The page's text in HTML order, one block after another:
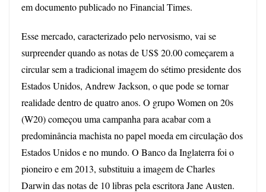
em documento publicado no Financial Times.
Esse mercado, caracterizado pelo nervosismo, vai se
surpreender quando as notas de US$ 20.00 começarem a
circular sem a tradicional imagem do sétimo presidente dos
Estados Unidos, Andrew Jackson, o que pode se tornar
realidade dentro de quatro anos. O grupo Women on 20s
(W20) começou uma campanha para acabar com a
predominância machista no papel moeda em circulação dos
Estados Unidos e no mundo. O Banco da Inglaterra foi o
pioneiro e em 2013, substituiu a imagem de Charles
Darwin das notas de 10 libras pela escritora Jane Austen.